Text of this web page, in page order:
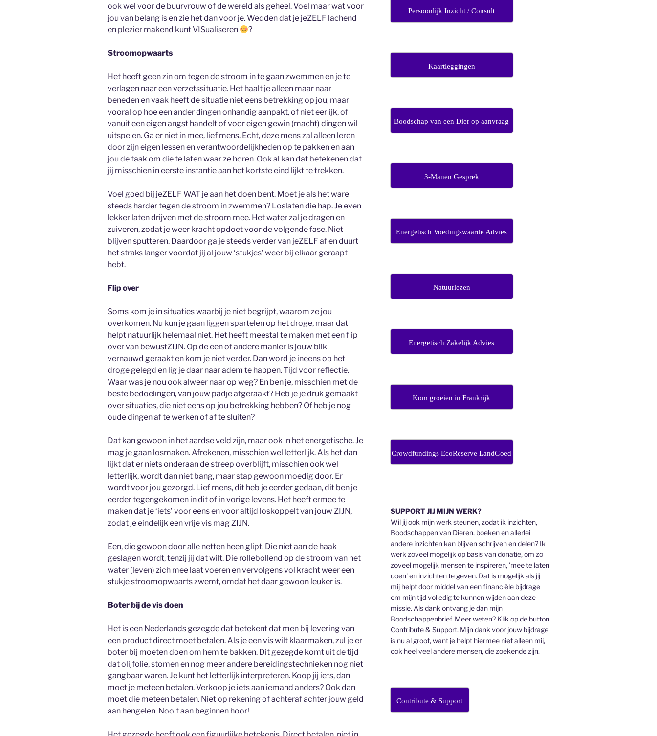
ook wel voor de buurvrouw of de wereld als geheel. Voel maar wat voor
jou van belang is en zie het dan voor je. Wedden dat je jeZELF lachend
en plezier makend kunt VISualiseren
?
Stroomopwaarts
Het heeft geen zin om tegen de stroom in te gaan zwemmen en je te
verlagen naar een verzetssituatie. Het haalt je alleen maar naar
beneden en vaak heeft de situatie niet eens betrekking op jou, maar
vooral op hoe een ander dingen onhandig aanpakt, of niet eerlijk, of
vanuit een eigen angst handelt of voor eigen gewin (macht) dingen wil
uitspelen. Ga er niet in mee, lief mens. Echt, deze mens zal alleen leren
door zijn eigen lessen en verantwoordelijkheden op te pakken en aan
jou de taak om die te laten waar ze horen. Ook al kan dat betekenen dat
jij misschien in eerste instantie aan het kortste eind lijkt te trekken.
Voel goed bij jeZELF WAT je aan het doen bent. Moet je als het ware
steeds harder tegen de stroom in zwemmen? Loslaten die hap. Je even
lekker laten drijven met de stroom mee. Het water zal je dragen en
zuiveren, zodat je weer kracht opdoet voor de volgende fase. Niet
blijven sputteren. Daardoor ga je steeds verder van jeZELF af en duurt
het straks langer voordat jij al jouw ‘stukjes’ weer bij elkaar geraapt
hebt.
Flip over
Soms kom je in situaties waarbij je niet begrijpt, waarom ze jou
overkomen. Nu kun je gaan liggen spartelen op het droge, maar dat
helpt natuurlijk helemaal niet. Het heeft meestal te maken met een flip
over van bewustZIJN. Op de een of andere manier is jouw blik
vernauwd geraakt en kom je niet verder. Dan word je ineens op het
droge gelegd en lig je daar naar adem te happen. Tijd voor reflectie.
Waar was je nou ook alweer naar op weg? En ben je, misschien met de
beste bedoelingen, van jouw padje afgeraakt? Heb je je druk gemaakt
over situaties, die niet eens op jou betrekking hebben? Of heb je nog
oude dingen af te werken of af te sluiten?
Dat kan gewoon in het aardse veld zijn, maar ook in het energetische. Je
mag je gaan losmaken. Afrekenen, misschien wel letterlijk. Als het dan
lijkt dat er niets onderaan de streep overblijft, misschien ook wel
letterlijk, wordt dan niet bang, maar stap gewoon moedig door. Er
wordt voor jou gezorgd. Lief mens, dit heb je eerder gedaan, dit ben je
eerder tegengekomen in dit of in vorige levens. Het heeft ermee te
maken dat je ‘iets’ voor eens en voor altijd loskoppelt van jouw ZIJN,
zodat je eindelijk een vrije vis mag ZIJN.
Een, die gewoon door alle netten heen glipt. Die niet aan de haak
geslagen wordt, tenzij jij dat wilt. Die rollebollend op de stroom van het
water (leven) zich mee laat voeren en vervolgens vol kracht weer een
stukje stroomopwaarts zwemt, omdat het daar gewoon leuker is.
Boter bij de vis doen
Het is een Nederlands gezegde dat betekent dat men bij levering van
een product direct moet betalen. Als je een vis wilt klaarmaken, zul je er
boter bij moeten doen om hem te bakken. Dit gezegde komt uit de tijd
dat olijfolie, stomen en nog meer andere bereidingstechnieken nog niet
gangbaar waren. Je kunt het letterlijk interpreteren. Koop jij iets, dan
moet je meteen betalen. Verkoop je iets aan iemand anders? Ook dan
moet die meteen betalen. Niet op rekening of achteraf achter jouw geld
aan hengelen. Nooit aan beginnen hoor!
Persoonlijk Inzicht / Consult
Kaartleggingen
Boodschap van een Dier op aanvraag
3-Manen Gesprek
Energetisch Voedingswaarde Advies
Natuurlezen
Energetisch Zakelijk Advies
Kom groeien in Frankrijk
Crowdfundings EcoReserve LandGoed
SUPPORT JIJ MIJN WERK?
Wil jij ook mijn werk steunen, zodat ik inzichten,
Boodschappen van Dieren, boeken en allerlei
andere inzichten kan blijven schrijven en delen? Ik
werk zoveel mogelijk op basis van donatie, om zo
zoveel mogelijk mensen te inspireren, 'mee te laten
doen' en inzichten te geven. Dat is mogelijk als jij
mij helpt door middel van een financiële bijdrage
om mijn tijd volledig te kunnen wijden aan deze
missie. Als dank ontvang je dan mijn
Boodschappenbrief. Meer weten? Klik op de button
Contribute & Support. Mijn dank voor jouw bijdrage
is nu al groot, want je helpt hiermee niet alleen mij,
ook heel veel andere mensen, die zoekende zijn.
Contribute & Support